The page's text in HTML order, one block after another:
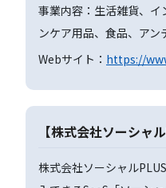
事業内容：生活雑貨、
ンケア用品、食品、ア
Webサイト： https://
【株式会社ソーシャ
株式会社ソーシャル